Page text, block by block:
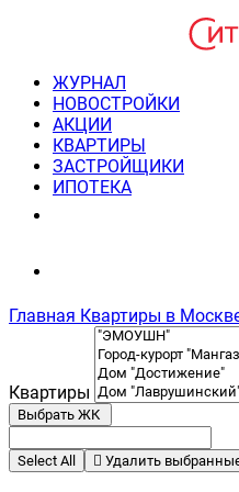
ЖУРНАЛ
НОВОСТРОЙКИ
АКЦИИ
КВАРТИРЫ
ЗАСТРОЙЩИКИ
ИПОТЕКА
Главная Квартиры в
Квартиры
Выбрать ЖК
Select All Удалить